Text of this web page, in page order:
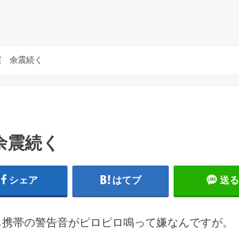
余震続く
続く
シェア はてブ 送る
帯の警告音がピロピロ鳴って嫌なんですが。